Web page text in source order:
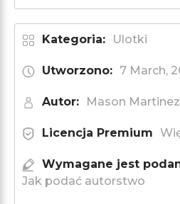
Kategoria: Ulotki
Utworzono: 7 March,
Autor: Mason Martinez
Licencja Premium
Wymagane jest
Jak podać autorstwo